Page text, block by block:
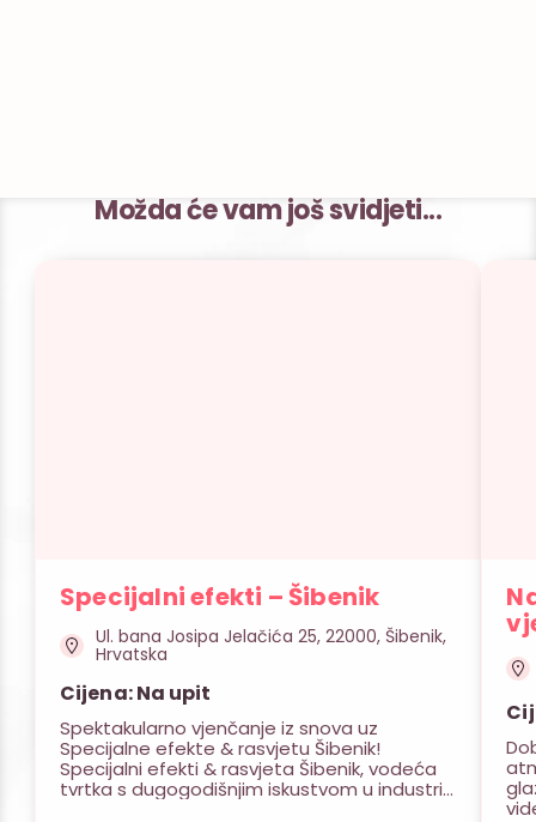
Možda će vam još svidjeti...
Specijalni efekti – Šibenik
Ul. bana Josipa Jelačića 25, 22000, Šibenik,
Hrvatska
Cijena: Na upit
Spektakularno vjenčanje iz snova uz
Specijalne efekte & rasvjetu Šibenik!
Specijalni efekti & rasvjeta Šibenik, vodeća
tvrtka s dugogodišnjim iskustvom u industriji,